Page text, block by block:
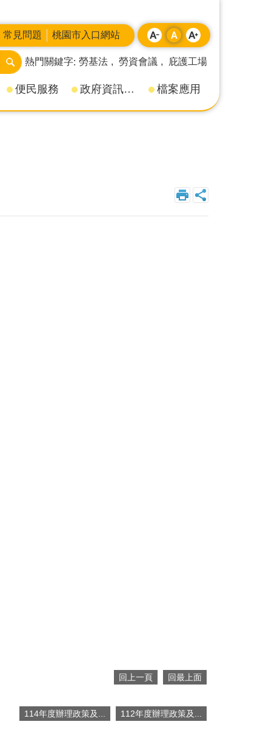
常見問題 桃園市入口網站
熱門關鍵字 勞基法 勞資會議 庇護工場
便民服務 政府資訊公開 檔案應用
回上一頁 回最上面
114年度辦理政策及... 112年度辦理政策及...